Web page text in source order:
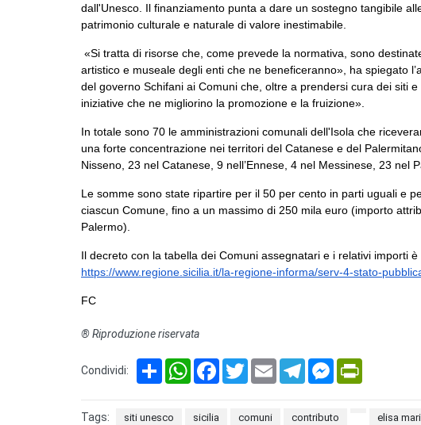
dall'Unesco. Il finanziamento punta a dare un sostegno tangibile
patrimonio culturale e naturale di valore inestimabile.
«Si tratta di risorse che, come prevede la normativa, sono
artistico e museale degli enti che ne beneficeranno», ha spiegato
del governo Schifani ai Comuni che, oltre a prendersi cura dei siti
iniziative che ne migliorino la promozione e la fruizione».
In totale sono 70 le amministrazioni comunali dell'Isola che
una forte concentrazione nei territori del Catanese e del
Nisseno, 23 nel Catanese, 9 nell’Ennese, 4 nel Messinese, 23 nel
Le somme sono state ripartire per il 50 per cento in parti uguali e
ciascun Comune, fino a un massimo di 250 mila euro (importo
Palermo).
Il decreto con la tabella dei Comuni assegnatari e i relativi importi
https://www.regione.sicilia.it/la-regione-informa/serv-4-stato-
FC
® Riproduzione riservata
Condividi: Share WhatsAppFacebook
TwitterEmail TelegramMessenger
Tags: siti unesco sicilia comuni contributo elisa